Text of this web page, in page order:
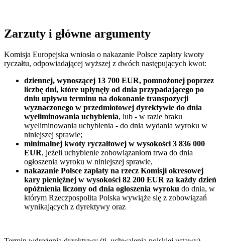
Zarzuty i główne argumenty
Komisja Europejska wniosła o nakazanie Polsce zapłaty kwoty
ryczałtu, odpowiadającej wyższej z dwóch następujących kwot:
dziennej, wynoszącej 13 700 EUR, pomnożonej poprzez
liczbę dni, które upłynęły od dnia przypadającego po
dniu upływu terminu na dokonanie transpozycji
wyznaczonego w przedmiotowej dyrektywie do dnia
wyeliminowania uchybienia, lub - w razie braku
wyeliminowania uchybienia - do dnia wydania wyroku w
niniejszej sprawie;
minimalnej kwoty ryczałtowej w wysokości 3 836 000
EUR, jeżeli uchybienie zobowiązaniom trwa do dnia
ogłoszenia wyroku w niniejszej sprawie,
nakazanie Polsce zapłaty na rzecz Komisji okresowej
kary pieniężnej w wysokości 82 200 EUR za każdy dzień
opóźnienia liczony od dnia ogłoszenia wyroku do dnia, w
którym Rzeczpospolita Polska wywiąże się z zobowiązań
wynikających z dyrektywy oraz